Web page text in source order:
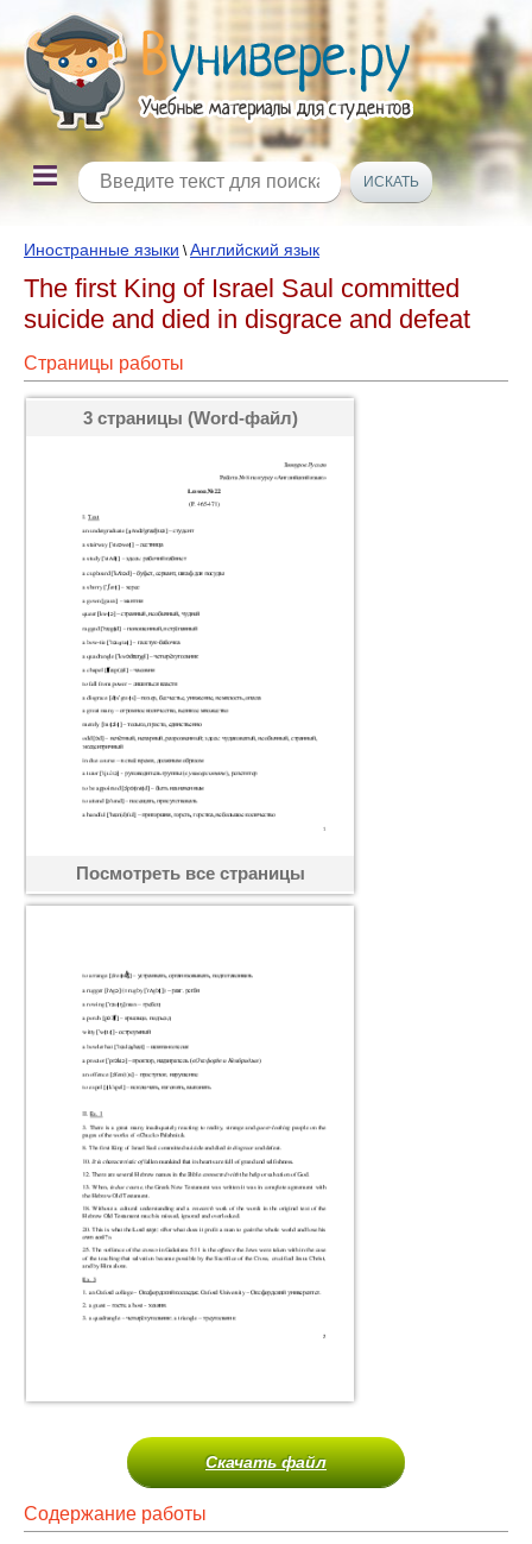
Иностранные языки \Английский язык
The first King of Israel Saul committed
suicide and died in disgrace and defeat
Страницы работы
3 страницы (Word-файл)
Посмотреть все страницы
Скачать файл
Содержание работы